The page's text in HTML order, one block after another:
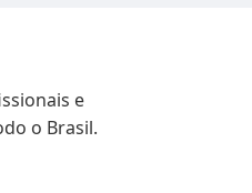
e
o Brasil.